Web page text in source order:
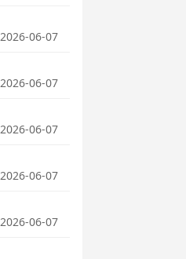
2026-06-07
2026-06-07
2026-06-07
2026-06-07
2026-06-07